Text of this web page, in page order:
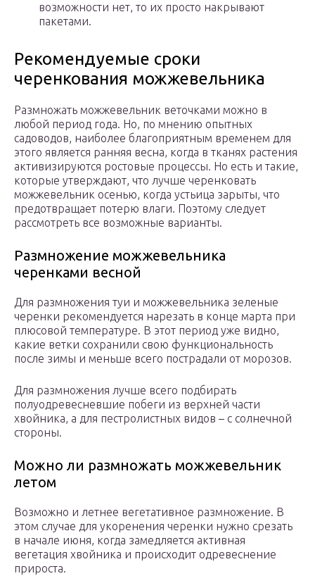
возможности нет, то их просто накрывают
пакетами.
Рекомендуемые сроки
черенкования можжевельника
Размножать можжевельник веточками можно в
любой период года. Но, по мнению опытных
садоводов, наиболее благоприятным временем для
этого является ранняя весна, когда в тканях растения
активизируются ростовые процессы. Но есть и такие,
которые утверждают, что лучше черенковать
можжевельник осенью, когда устьица зарыты, что
предотвращает потерю влаги. Поэтому следует
рассмотреть все возможные варианты.
Размножение можжевельника
черенками весной
Для размножения туи и можжевельника зеленые
черенки рекомендуется нарезать в конце марта при
плюсовой температуре. В этот период уже видно,
какие ветки сохранили свою функциональность
после зимы и меньше всего пострадали от морозов.
Для размножения лучше всего подбирать
полуодревесневшие побеги из верхней части
хвойника, а для пестролистных видов – с солнечной
стороны.
Можно ли размножать можжевельник
летом
Возможно и летнее вегетативное размножение. В
этом случае для укоренения черенки нужно срезать
в начале июня, когда замедляется активная
вегетация хвойника и происходит одревеснение
прироста.